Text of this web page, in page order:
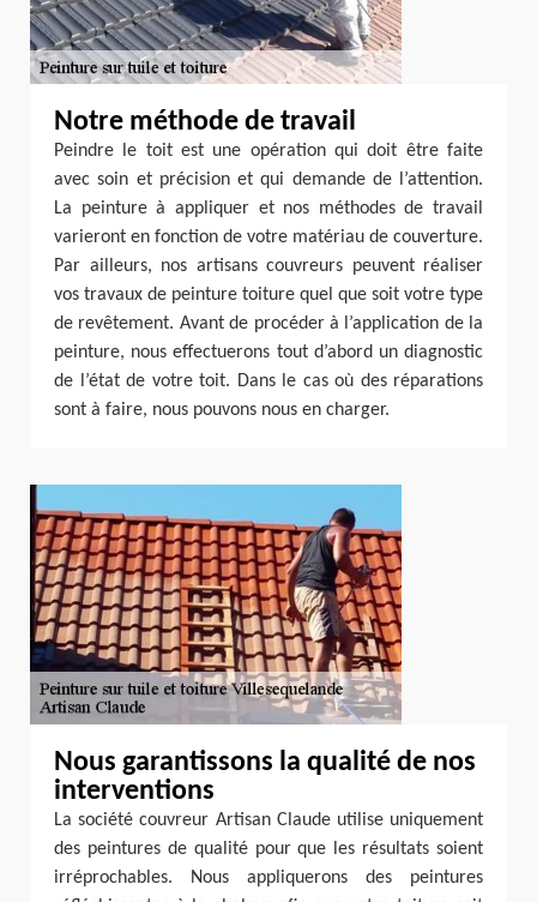
Notre méthode de travail
Peindre le toit est une opération qui doit être faite
avec soin et précision et qui demande de l’attention.
La peinture à appliquer et nos méthodes de travail
varieront en fonction de votre matériau de couverture.
Par ailleurs, nos artisans couvreurs peuvent réaliser
vos travaux de peinture toiture quel que soit votre type
de revêtement. Avant de procéder à l’application de la
peinture, nous effectuerons tout d’abord un diagnostic
de l’état de votre toit. Dans le cas où des réparations
sont à faire, nous pouvons nous en charger.
Nous garantissons la qualité de nos
interventions
La société couvreur Artisan Claude utilise uniquement
des peintures de qualité pour que les résultats soient
irréprochables. Nous appliquerons des peintures